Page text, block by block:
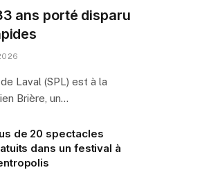
ans porté disparu
Laval (SPL) est à la
Brière, un…
de 20 spectacles
dans un festival à